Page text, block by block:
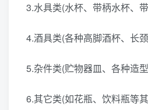
3.水具类(水杯、带柄水杯、
4.酒具类(各种高脚酒杯、长
5.杂件类(贮物器皿、各种造
6.其它类(如花瓶、饮料瓶等